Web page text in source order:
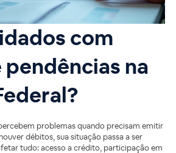
com
na
problemas quando precisam emitir
débitos, sua situação passa a ser
tudo: acesso a crédito, participação em